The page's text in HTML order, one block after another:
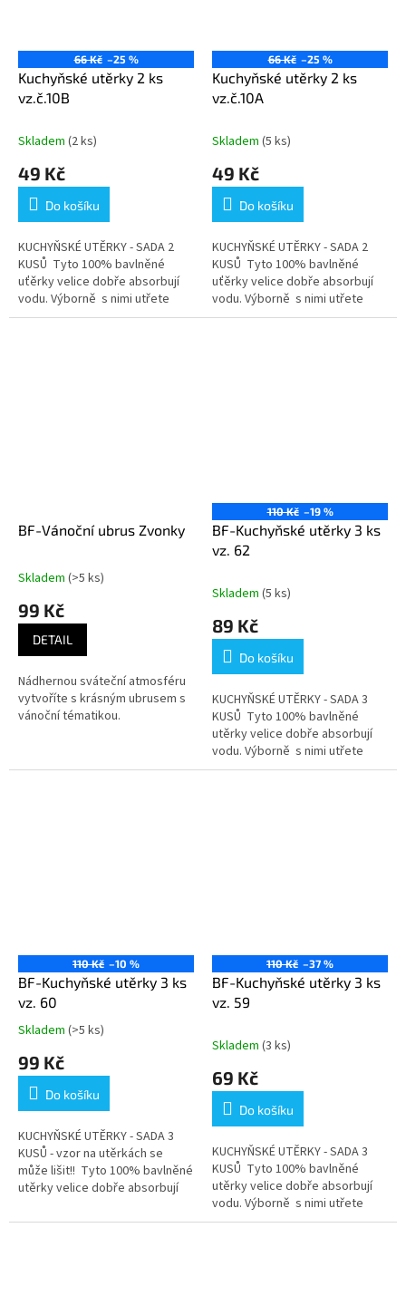
66 Kč –25 %
Kuchyňské utěrky 2 ks
vz.č.10B
Skladem (2 ks)
49 Kč
Do košíku
KUCHYŇSKÉ UTĚRKY - SADA 2
KUSŮ Tyto 100% bavlněné
uťěrky velice dobře absorbují
vodu. Výborně s nimi utřete
jakýkoliv mokrý povrch. Jsou
66 Kč –25 %
Kuchyňské utěrky 2 ks
vz.č.10A
Skladem (5 ks)
49 Kč
Do košíku
KUCHYŇSKÉ UTĚRKY - SADA 2
KUSŮ Tyto 100% bavlněné
uťěrky velice dobře absorbují
vodu. Výborně s nimi utřete
jakýkoliv mokrý povrch. Jsou
BF-Vánoční ubrus Zvonky
Průměrné
produktu
5
hvězdiček.
Skladem (>5 ks)
99 Kč
DETAIL
Nádhernou sváteční atmosféru
vytvoříte s krásným ubrusem s
vánoční tématikou.
110 Kč –19 %
BF-Kuchyňské utěrky 3 ks
vz. 62
Skladem (5 ks)
89 Kč
Do košíku
KUCHYŇSKÉ UTĚRKY - SADA 3
KUSŮ Tyto 100% bavlněné
utěrky velice dobře absorbují
vodu. Výborně s nimi utřete
jakýkoliv mokrý povrch. Jsou
110 Kč –10 %
BF-Kuchyňské utěrky 3 ks
vz. 60
Průměrné
produktu
1,0
5
hvězdiček.
Skladem (>5 ks)
99 Kč
Do košíku
KUCHYŇSKÉ UTĚRKY - SADA 3
KUSŮ - vzor na utěrkách se
může lišit!! Tyto 100% bavlněné
utěrky velice dobře absorbují
jakýkoliv mokrý...
110 Kč –37 %
BF-Kuchyňské utěrky 3 ks
vz. 59
Skladem (3 ks)
69 Kč
Do košíku
KUCHYŇSKÉ UTĚRKY - SADA 3
KUSŮ Tyto 100% bavlněné
utěrky velice dobře absorbují
vodu. Výborně s nimi utřete
jakýkoliv mokrý povrch. Jsou